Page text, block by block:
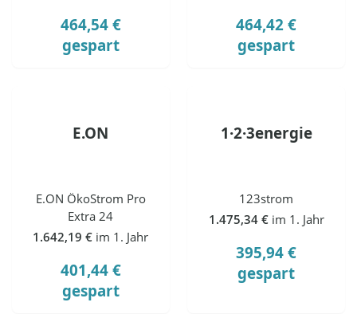
464,54 €
gespart
464,42 €
gespart
E.ON
E.ON ÖkoStrom Pro
Extra 24
1.642,19 € im 1. Jahr
401,44 €
gespart
1·2·3energie
123strom
1.475,34 € im 1. Jahr
395,94 €
gespart